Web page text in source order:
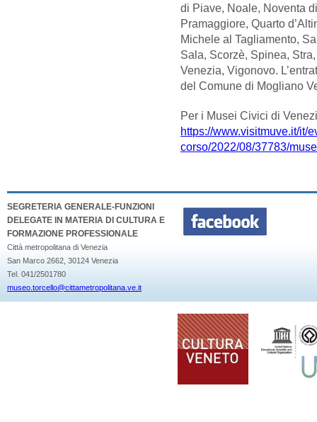
di Piave, Noale, Noventa
Pramaggiore, Quarto
Michele al Tagliamento,
Sala, Scorzè, Spinea,
Venezia, Vigonovo.
del Comune di Mogliano
Per i Musei Civici di
https://www.visitmuve.it/it/
corso/2022/08/37783/
SEGRETERIA GENERALE-FUNZIONI
DELEGATE IN MATERIA DI CULTURA E
FORMAZIONE PROFESSIONALE
Città metropolitana di Venezia
San Marco 2662, 30124 Venezia
Tel. 041/2501780
museo.torcello@cittametropolitana.ve.it